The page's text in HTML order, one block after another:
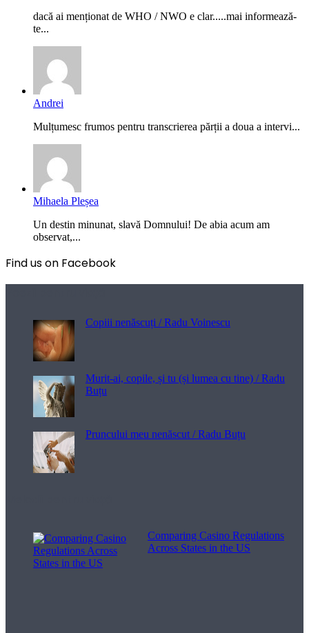
dacă ai menționat de WHO / NWO e clar.....mai informează-
te...
Andrei
Mulțumesc frumos pentru transcrierea părții a doua a intervi...
Mihaela Pleșea
Un destin minunat, slavă Domnului! De abia acum am
observat,...
Find us on Facebook
Copiii nenăscuți / Radu Voinescu
Murit-ai, copile, și tu (și lumea cu tine) / Radu
Buțu
Pruncului meu nenăscut / Radu Buțu
Comparing Casino Regulations
Across States in the US